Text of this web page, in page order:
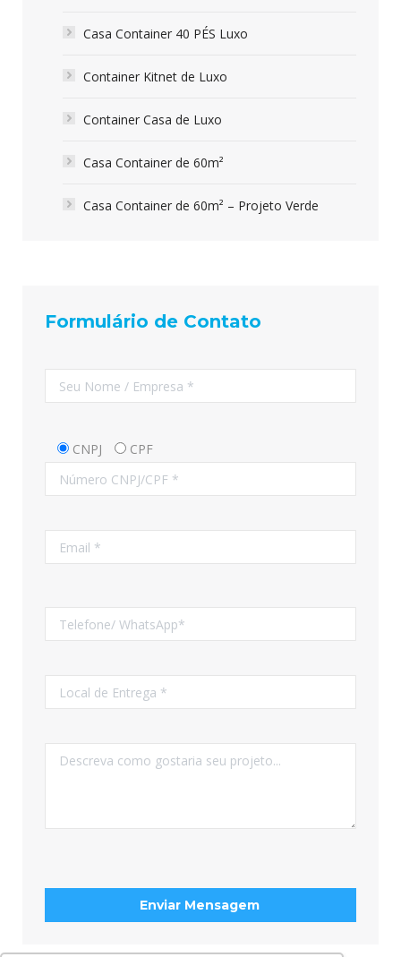
Casa Container 40 PÉS Luxo
Container Kitnet de Luxo
Container Casa de Luxo
Casa Container de 60m²
Casa Container de 60m² – Projeto Verde
Formulário de Contato
CNPJ CPF